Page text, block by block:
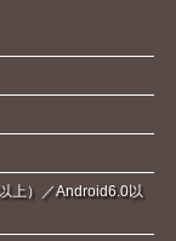
上）／Android6.0以